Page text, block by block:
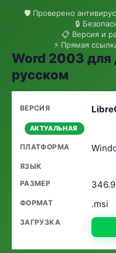
🛡 Проверено
🔒
📋 Версия и
⚡ Прямая
Word 2003 для
русском
АКТУАЛЬНАЯ
.msi